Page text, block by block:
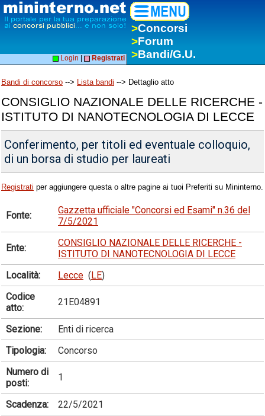
>Concorsi
>Forum
>Bandi/G.U.
Login Registrati
Bandi di concorso --> Lista bandi --> Dettaglio atto
CONSIGLIO NAZIONALE DELLE RICERCHE -
ISTITUTO DI NANOTECNOLOGIA DI LECCE
Conferimento, per titoli ed eventuale colloquio,
di un borsa di studio per laureati
Registrati per aggiungere questa o altre pagine ai tuoi Preferiti su Mininterno.
Fonte:
Gazzetta ufficiale "Concorsi ed Esami" n.36 del
7/5/2021
Ente:
CONSIGLIO NAZIONALE DELLE RICERCHE -
ISTITUTO DI NANOTECNOLOGIA DI LECCE
Località:
Lecce (LE)
Codice
atto:
21E04891
Sezione:
Enti di ricerca
Tipologia:
Concorso
Numero di
posti:
1
Scadenza: 22/5/2021